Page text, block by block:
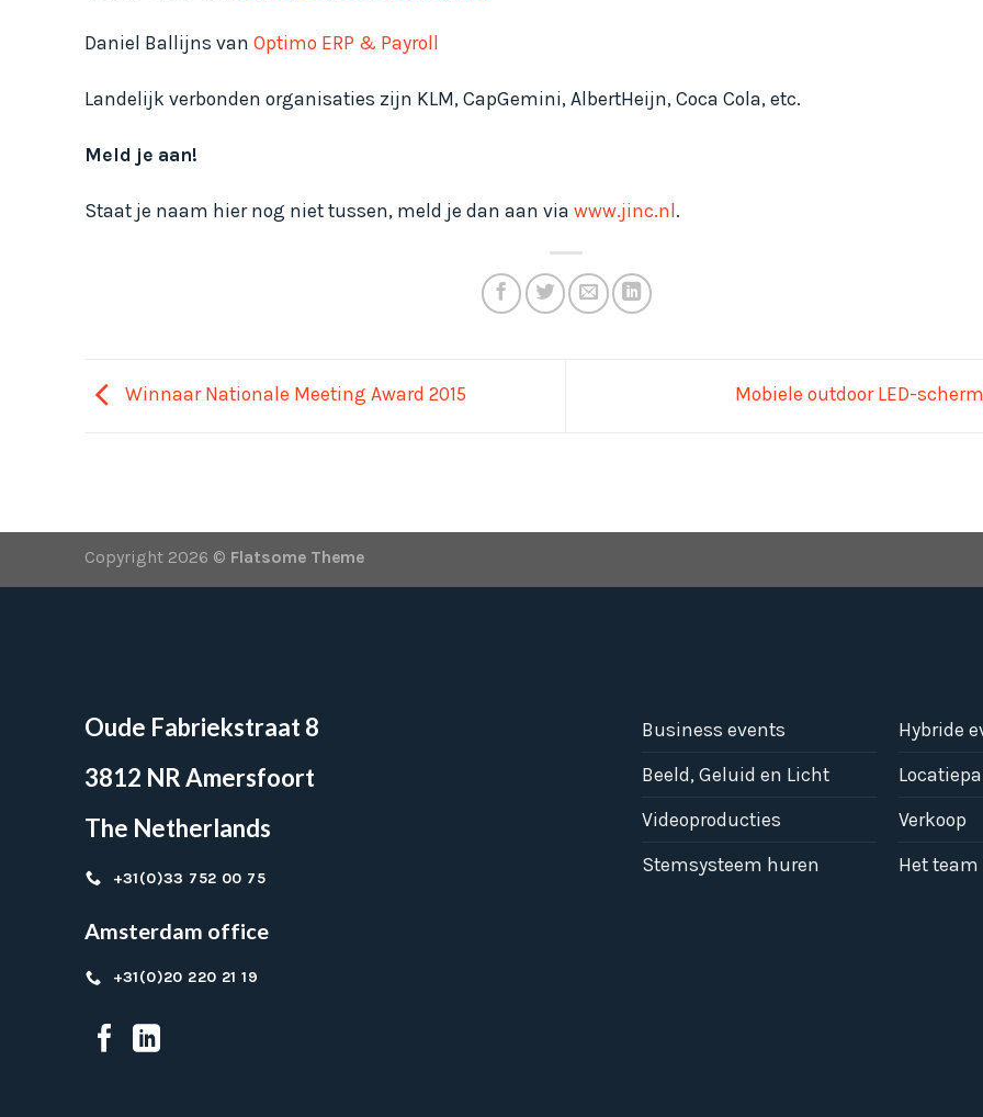
Daniel Ballijns van Optimo ERP & Payroll
Landelijk verbonden organisaties zijn KLM, CapGemini, AlbertHeijn, Coca Cola, etc.
Meld je aan!
Staat je naam hier nog niet tussen, meld je dan aan via www.jinc.nl .
Winnaar Nationale Meeting Award 2015 Mobiele outdoor LED-
Copyright 2026 © Flatsome Theme
Oude Fabriekstraat 8
3812 NR Amersfoort
The Netherlands
+31(0)33 752 00 75
Amsterdam office
+31(0)20 220 21 19
Business events
Beeld, Geluid en Licht
Videoproducties
Stemsysteem huren
Hybride
Verkoop
Het team